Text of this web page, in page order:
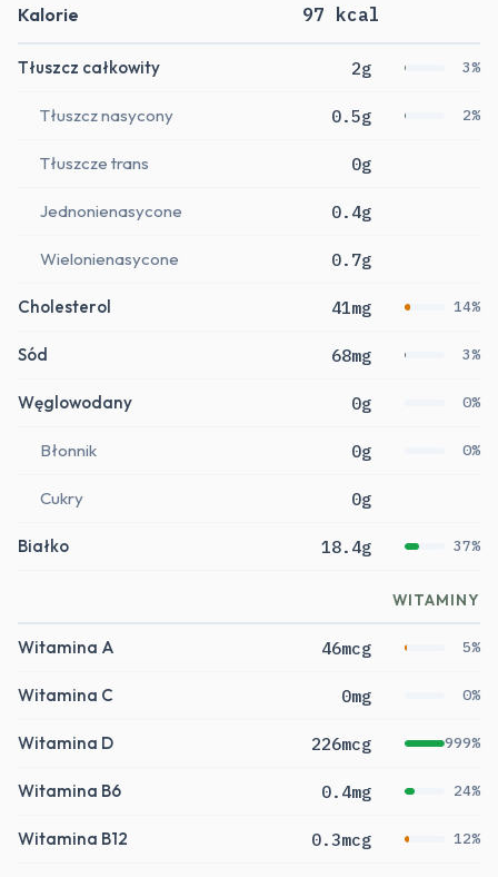
Kalorie 97 kcal
Tłuszcz całkowity 2g 3%
Tłuszcz nasycony 0.5g 2%
Tłuszcze trans 0g
Jednonienasycone 0.4g
Wielonienasycone 0.7g
Cholesterol 41mg 14%
Sód 68mg 3%
Węglowodany 0g 0%
Błonnik 0g 0%
Cukry 0g
Białko 18.4g 37%
WITAMINY
Witamina A 46mcg 5%
Witamina C 0mg 0%
Witamina D 226mcg 999%
Witamina B6 0.4mg 24%
Witamina B12 0.3mcg 12%